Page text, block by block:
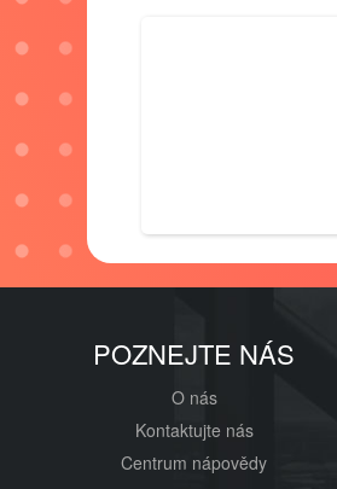
POZNEJTE NÁS
O nás
Kontaktujte nás
Centrum nápovědy